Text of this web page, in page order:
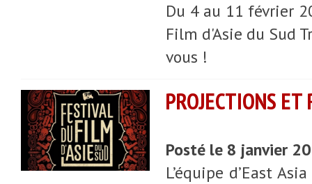
Du 4 au 11 février
Film d'Asie du Sud
vous !
PROJECTIONS ET
Posté le 8 janvier
L’équipe d’East